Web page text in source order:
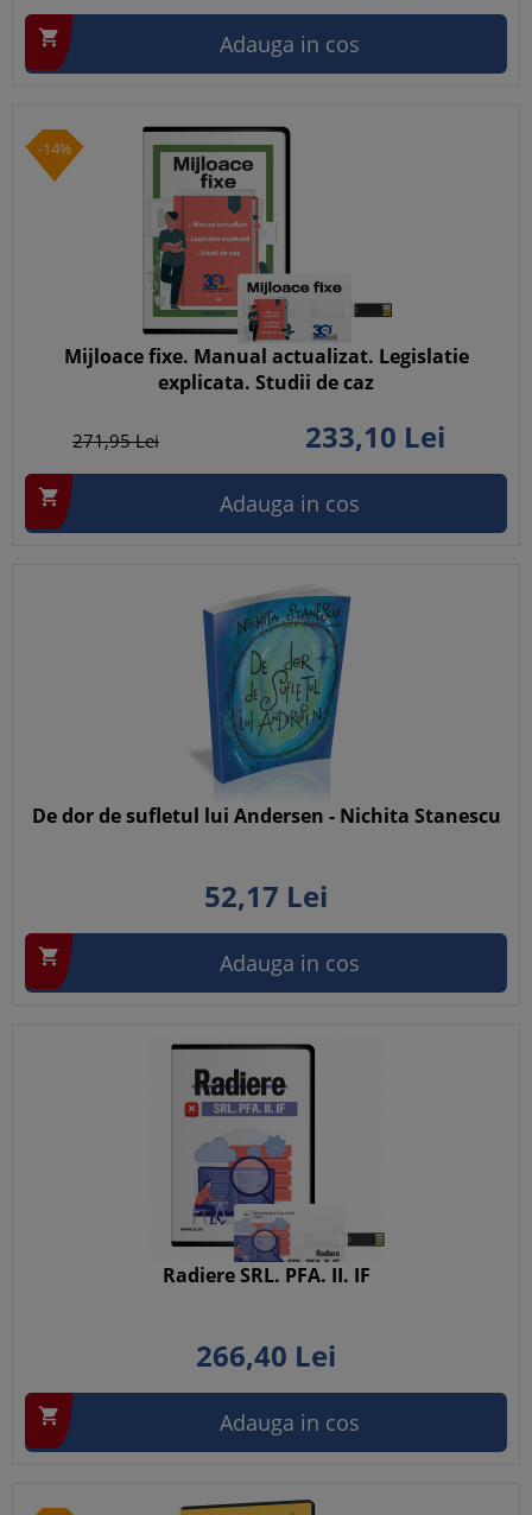
 Adauga in cos
-14%
Mijloace fixe. Manual actualizat. Legislatie
explicata. Studii de caz
271,95Lei 233,10 Lei
 Adauga in cos
De dor de sufletul lui Andersen - Nichita Stanescu
52,17 Lei
 Adauga in cos
Radiere SRL. PFA. II. IF
266,40 Lei
 Adauga in cos